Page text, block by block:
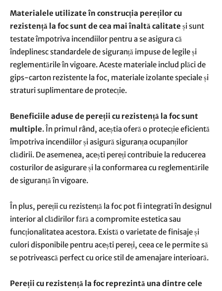
Materialele utilizate în construcția pereților cu
rezistență la foc sunt de cea mai înaltă calitate și sunt
testate împotriva incendiilor pentru a se asigura că
îndeplinesc standardele de siguranță impuse de legile și
reglementările în vigoare. Aceste materiale includ plăci de
gips-carton rezistente la foc, materiale izolante speciale și
straturi suplimentare de protecție.
Beneficiile aduse de pereții cu rezistență la foc sunt
multiple. În primul rând, aceștia oferă o protecție eficientă
împotriva incendiilor și asigură siguranța ocupanților
clădirii. De asemenea, acești pereți contribuie la reducerea
costurilor de asigurare și la conformarea cu reglementările
de siguranță în vigoare.
În plus, pereții cu rezistență la foc pot fi integrati în designul
interior al clădirilor fără a compromite estetica sau
funcționalitatea acestora. Există o varietate de finisaje și
culori disponibile pentru acești pereți, ceea ce le permite să
se potrivească perfect cu orice stil de amenajare interioară.
Pereții cu rezistență la foc reprezintă una dintre cele